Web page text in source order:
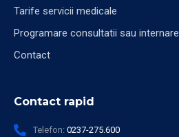
Tarife servicii medicale
Programare consultatii sau internare
Contact
Contact rapid
Telefon: 0237-275.600